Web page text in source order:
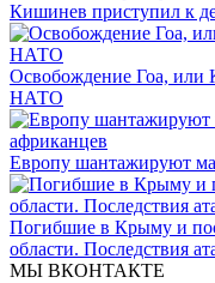
Кишинев приступил к
Освобождение Гоа, или
НАТО
Европу шантажируют
Погибшие в Крыму и
области. Последствия
МЫ ВКОНТАКТЕ